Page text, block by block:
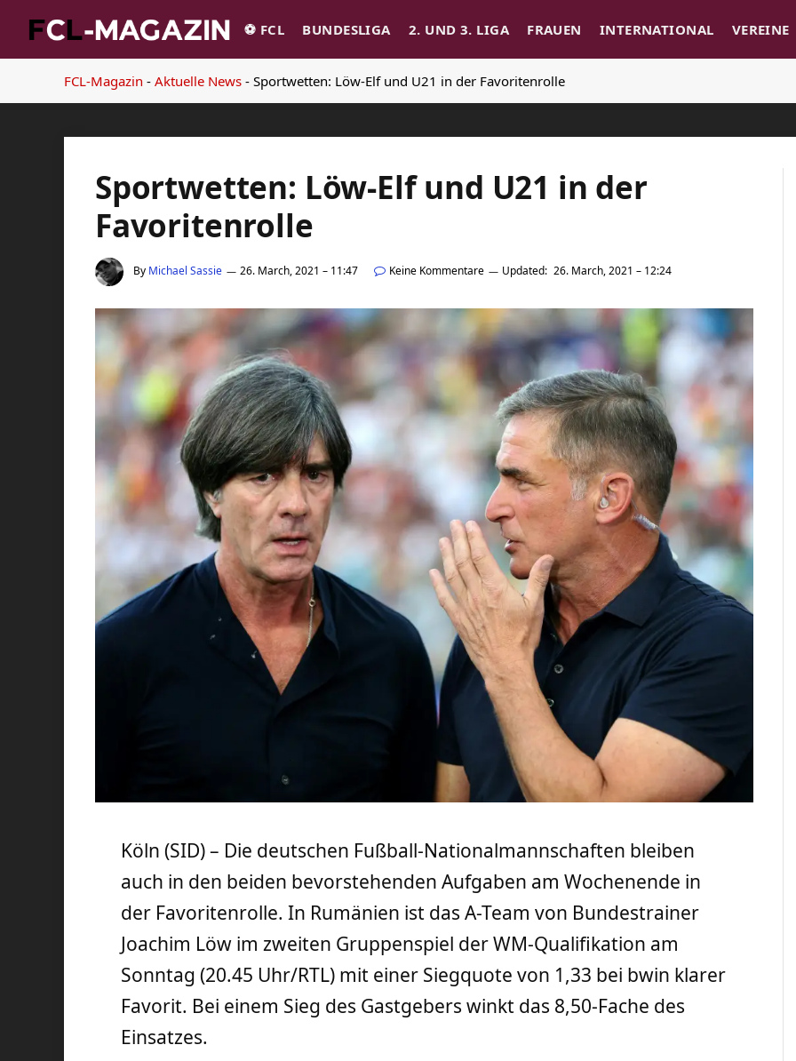
⚽️ FCL BUNDESLIGA 2. UND 3. LIGA FRAUEN INTERNATIONAL VEREINE
FCL-Magazin - Aktuelle News - Sportwetten: Löw-Elf und U21 in der Favoritenrolle
Sportwetten: Löw-Elf und U21 in der
Favoritenrolle
By Michael Sassie 26. March, 2021 – 11:47 Keine Kommentare Updated: 26. March, 2021 – 12:24
Köln (SID) – Die deutschen Fußball-Nationalmannschaften bleiben
auch in den beiden bevorstehenden Aufgaben am Wochenende in
der Favoritenrolle. In Rumänien ist das A-Team von Bundestrainer
Joachim Löw im zweiten Gruppenspiel der WM-Qualifikation am
Sonntag (20.45 Uhr/RTL) mit einer Siegquote von 1,33 bei bwin klarer
Favorit. Bei einem Sieg des Gastgebers winkt das 8,50-Fache des
Einsatzes.